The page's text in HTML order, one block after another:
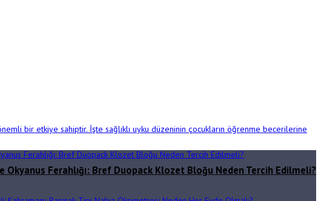
bir etkiye sahiptir. İşte sağlıklı uyku düzeninin çocukların öğrenme becerilerine
Okyanus Ferahlığı: Bref Duopack Klozet Bloğu Neden Tercih Edilmeli?